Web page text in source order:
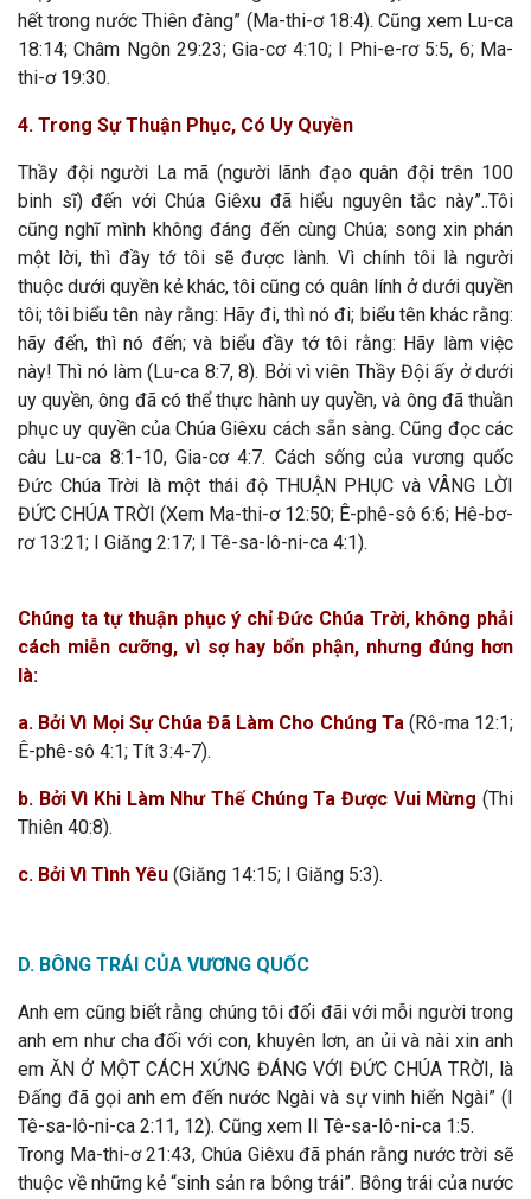
hết trong nước Thiên đàng” (Ma-thi-ơ 18:4). Cũng xem Lu-ca
18:14; Châm Ngôn 29:23; Gia-cơ 4:10; I Phi-e-rơ 5:5, 6; Ma-
thi-ơ 19:30.
4. Trong Sự Thuận Phục, Có Uy Quyền
Thầy đội người La mã (người lãnh đạo quân đội trên 100
binh sĩ) đến với Chúa Giêxu đã hiểu nguyên tắc này”..Tôi
cũng nghĩ mình không đáng đến cùng Chúa; song xin phán
một lời, thì đầy tớ tôi sẽ được lành. Vì chính tôi là người
thuộc dưới quyền kẻ khác, tôi cũng có quân lính ở dưới quyền
tôi; tôi biểu tên này rằng: Hãy đi, thì nó đi; biểu tên khác rằng:
hãy đến, thì nó đến; và biểu đầy tớ tôi rằng: Hãy làm việc
này! Thì nó làm (Lu-ca 8:7, 8). Bởi vì viên Thầy Đội ấy ở dưới
uy quyền, ông đã có thể thực hành uy quyền, và ông đã thuần
phục uy quyền của Chúa Giêxu cách sẵn sàng. Cũng đọc các
câu Lu-ca 8:1-10, Gia-cơ 4:7. Cách sống của vương quốc
Đức Chúa Trời là một thái độ THUẬN PHỤC và VÂNG LỜI
ĐỨC CHÚA TRỜI (Xem Ma-thi-ơ 12:50; Ê-phê-sô 6:6; Hê-bơ-
rơ 13:21; I Giăng 2:17; I Tê-sa-lô-ni-ca 4:1).
Chúng ta tự thuận phục ý chỉ Đức Chúa Trời, không phải
cách miễn cưỡng, vì sợ hay bổn phận, nhưng đúng hơn
là:
a. Bởi Vì Mọi Sự Chúa Đã Làm Cho Chúng Ta(Rô-ma 12:1;
Ê-phê-sô 4:1; Tít 3:4-7).
b. Bởi Vì Khi Làm Như Thế Chúng Ta Được Vui Mừng (Thi
Thiên 40:8).
c. Bởi Vì Tình Yêu (Giăng 14:15; I Giăng 5:3).
D. BÔNG TRÁI CỦA VƯƠNG QUỐC
Anh em cũng biết rằng chúng tôi đối đãi với mỗi người trong
anh em như cha đối với con, khuyên lơn, an ủi và nài xin anh
em ĂN Ở MỘT CÁCH XỨNG ĐÁNG VỚI ĐỨC CHÚA TRỜI, là
Đấng đã gọi anh em đến nước Ngài và sự vinh hiển Ngài” (I
Tê-sa-lô-ni-ca 2:11, 12). Cũng xem II Tê-sa-lô-ni-ca 1:5.
Trong Ma-thi-ơ 21:43, Chúa Giêxu đã phán rằng nước trời sẽ
thuộc về những kẻ “sinh sản ra bông trái”. Bông trái của nước